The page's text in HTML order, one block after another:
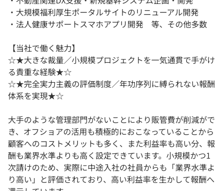
・大規模福利厚生ポータルサイトのリニューアル開発
・法人健康サポートスマホアプリ開発 等、その他多数
【当社で働く魅力】
☆★大きな裁量／小規模プロジェクトを一気通貫で手がけ
る貴重な経験★☆
☆★完全実力主義の評価制度／年功序列に縛られない報酬
体系を実現★☆
大手のような管理部門がないことにより販管費が削減がで
き、オフショアの活用も積極的におこなっていることから
顧客へのコストメリットも多く、また利益率も高い分、報
酬も業界水準よりも高く設定できています。小規模かつ1
次請けのため、実際に中途入社の社員からも「業界水準よ
り高い」と評価されており、高い利益率を生かして報酬へ